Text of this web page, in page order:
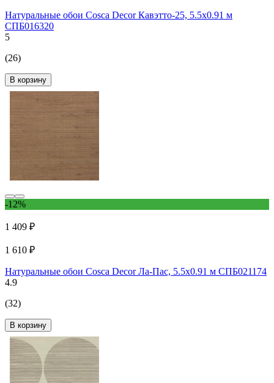
Натуральные обои Cosca Decor Кавэтто-25, 5.5x0.91 м
СПБ016320
5
(26)
В корзину
-12%
1 409 ₽
1 610 ₽
Натуральные обои Cosca Decor Ла-Пас, 5.5x0.91 м СПБ021174
4.9
(32)
В корзину